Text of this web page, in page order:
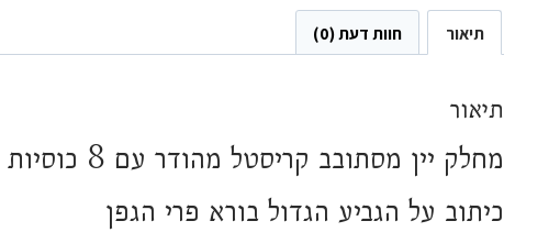
תיאור חוות דעת (0)
תיאור
מחלק יין מסתובב קריסטל מהודר עם 8 כוסיות
כיתוב על הגביע הגדול בורא פרי הגפן